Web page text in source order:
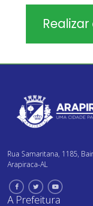
Rua Samaritana, 1185,
Arapiraca-AL
A Prefeitura